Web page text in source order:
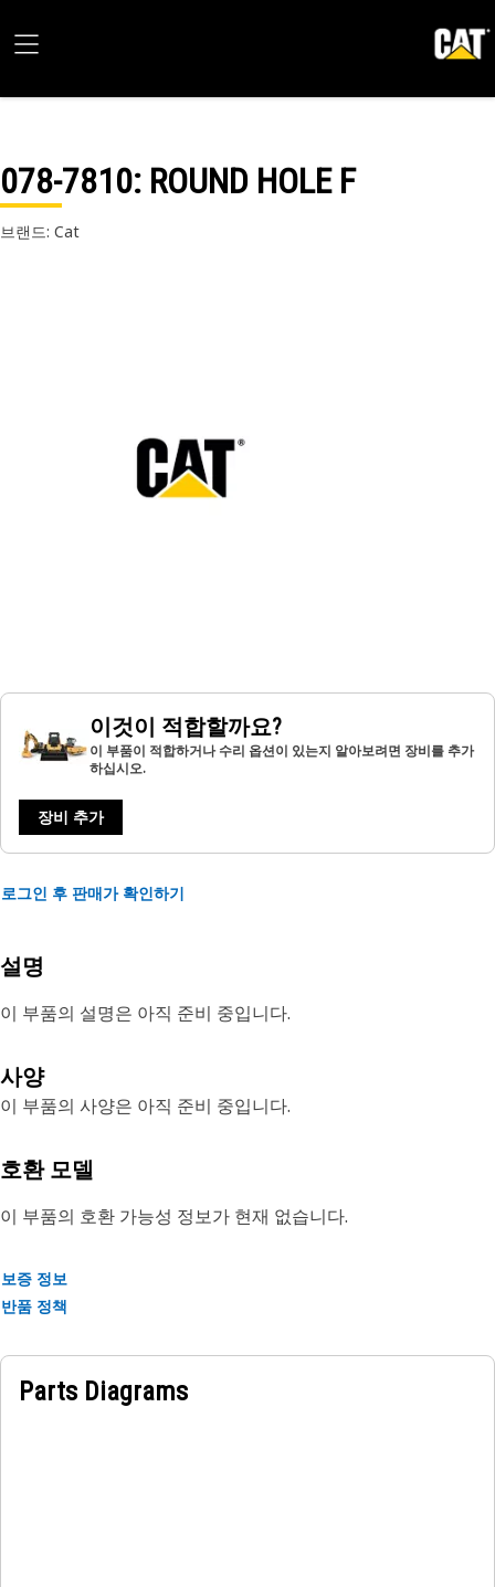
078-7810: ROUND HOLE F
브랜드: Cat
이것이 적합할까요?
이 부품이 적합하거나 수리 옵션이 있는지 알아보려면 장비를 추가
하십시오.
장비 추가
로그인 후 판매가 확인하기
설명
이 부품의 설명은 아직 준비 중입니다.
사양
이 부품의 사양은 아직 준비 중입니다.
호환 모델
이 부품의 호환 가능성 정보가 현재 없습니다.
보증 정보
반품 정책
Parts Diagrams